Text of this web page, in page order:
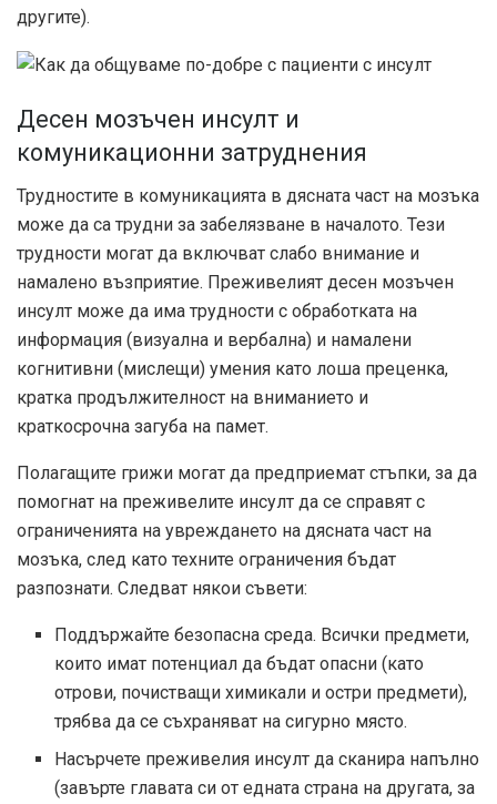
другите).
Десен мозъчен инсулт и
комуникационни затруднения
Трудностите в комуникацията в дясната част на мозъка
може да са трудни за забелязване в началото. Тези
трудности могат да включват слабо внимание и
намалено възприятие. Преживелият десен мозъчен
инсулт може да има трудности с обработката на
информация (визуална и вербална) и намалени
когнитивни (мислещи) умения като лоша преценка,
кратка продължителност на вниманието и
краткосрочна загуба на памет.
Полагащите грижи могат да предприемат стъпки, за да
помогнат на преживелите инсулт да се справят с
ограниченията на увреждането на дясната част на
мозъка, след като техните ограничения бъдат
разпознати. Следват някои съвети:
Поддържайте безопасна среда. Всички предмети,
които имат потенциал да бъдат опасни (като
отрови, почистващи химикали и остри предмети),
трябва да се съхраняват на сигурно място.
Насърчете преживелия инсулт да сканира напълно
(завърте главата си от едната страна на другата, за